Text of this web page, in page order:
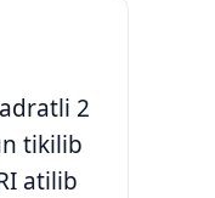
2
tikilib
atilib